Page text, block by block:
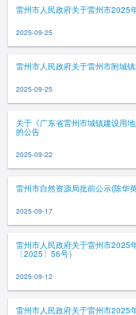
雷州市人民政府关于雷州市2025
2025-09-25
雷州市人民政府关于雷州市附城
2025-09-25
关于《广东省雷州市城镇建设用
的公告
2025-09-22
雷州市自然资源局批前公示(陈华
2025-09-17
雷州市人民政府关于雷州市2025
〔2025〕56号）
2025-09-12
雷州市人民政府关于雷州市2025